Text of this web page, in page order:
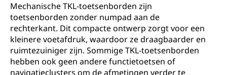
Mechanische TKL-toetsenborden zijn
toetsenborden zonder numpad aan de
rechterkant. Dit compacte ontwerp zorgt voor een
kleinere voetafdruk, waardoor ze draagbaarder en
ruimtezuiniger zijn. Sommige TKL-toetsenborden
hebben ook geen andere functietoetsen of
navigatieclusters om de afmetingen verder te